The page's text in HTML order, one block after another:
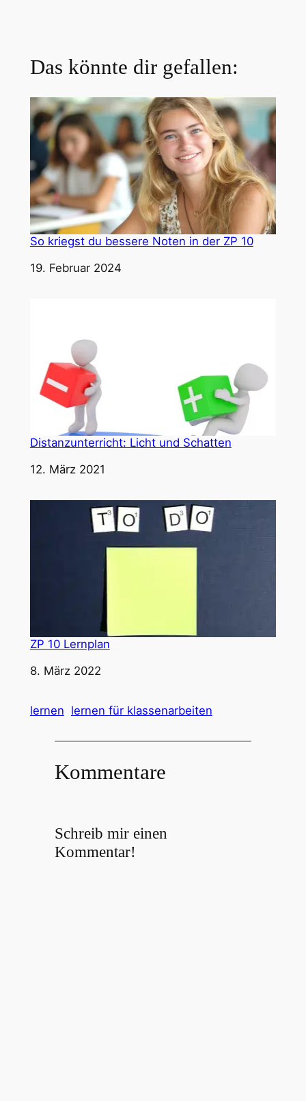
Das könnte dir gefallen:
So kriegst du bessere Noten in der ZP 10
Datum
19. Februar 2024
Distanzunterricht: Licht und Schatten
Datum
12. März 2021
ZP 10 Lernplan
Datum
8. März 2022
lernen lernen für klassenarbeiten
Kommentare
Schreib mir einen
Kommentar!